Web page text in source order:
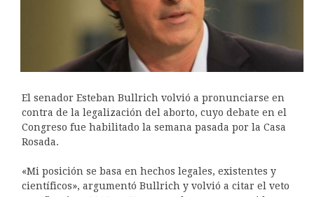
El senador Esteban Bullrich volvió a pronunciarse en
contra de la legalización del aborto, cuyo debate en el
Congreso fue habilitado la semana pasada por la Casa
Rosada.
«Mi posición se basa en hechos legales, existentes y
científicos», argumentó Bullrich y volvió a citar el veto